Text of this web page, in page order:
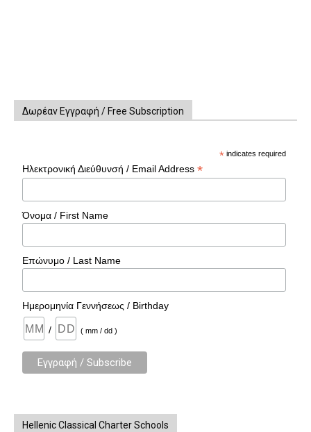
Δωρέαν Εγγραφή / Free Subscription
* indicates required
Ηλεκτρονική Διεύθυνσή / Email Address*
Όνομα / First Name
Επώνυμο / Last Name
Ημερομηνία Γεννήσεως / Birthday
/ ( mm / dd )
Hellenic Classical Charter Schools